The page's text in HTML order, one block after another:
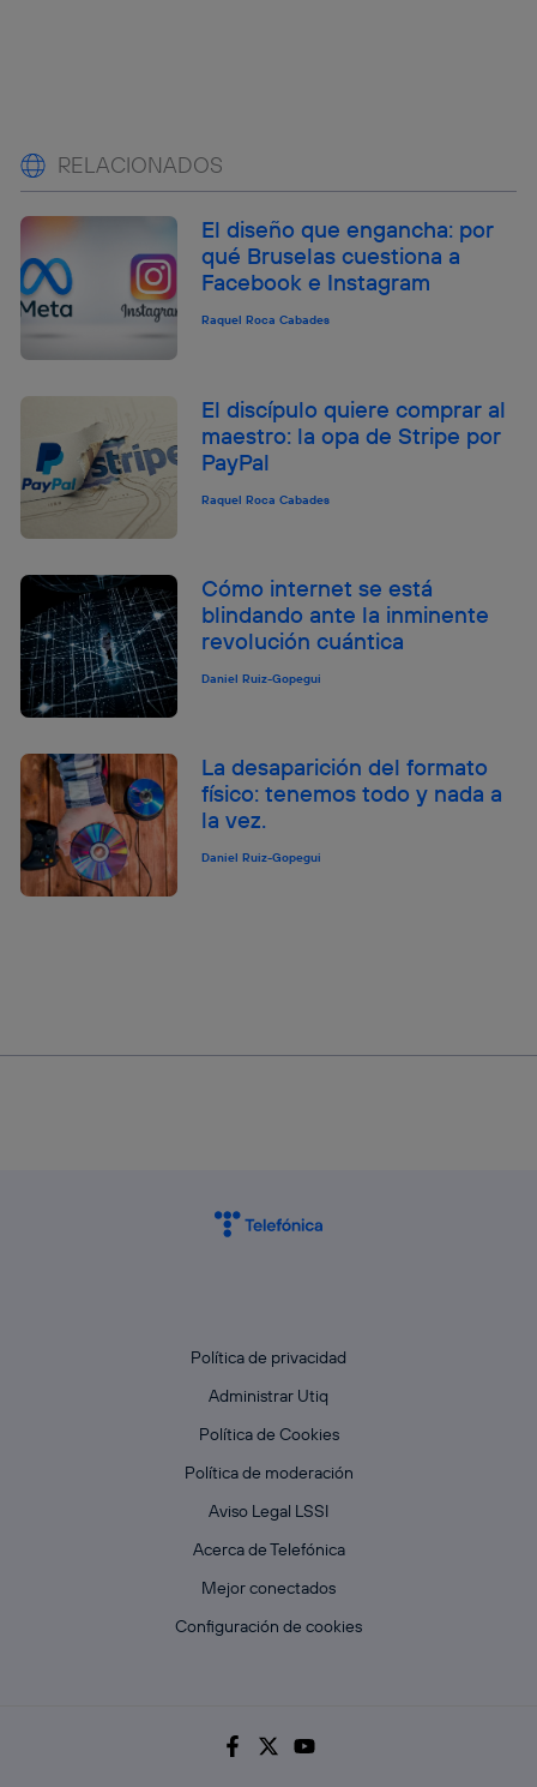
RELACIONADOS
El diseño que engancha: por
qué Bruselas cuestiona a
Facebook e Instagram
Raquel Roca Cabades
El discípulo quiere comprar al
maestro: la opa de Stripe por
PayPal
Raquel Roca Cabades
Cómo internet se está
blindando ante la inminente
revolución cuántica
Daniel Ruiz-Gopegui
La desaparición del formato
físico: tenemos todo y nada a
la vez.
Daniel Ruiz-Gopegui
Política de privacidad
Administrar Utiq
Política de Cookies
Política de moderación
Aviso Legal LSSI
Acerca de Telefónica
Mejor conectados
Configuración de cookies